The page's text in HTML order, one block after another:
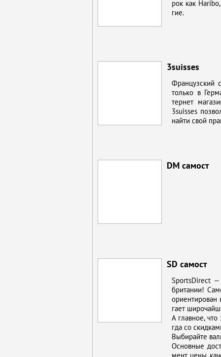
рок как
гие.
3suisses
Фран­цуз­ский
толь­ко в
тернет
3suisses
най­ти свой
DM самост
SD самост
SportsDirect
бри­та­нии!
га­ет
А глав­ное,
гда со
Вы­би­рай­те
Ос­нов­ные